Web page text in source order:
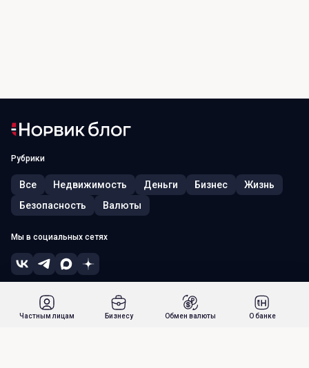
Рубрики
Все Недвижимость Деньги Бизнес
Жизнь
Безопасность
Валюты
Мы в социальных сетях
© 2026, ПАО «Норвик Банк». Лицензия ЦБ РФ № 902 от 09.08.2022 г.
Россия, г. Москва, 115054, ул. Зацепский Вал, д. 5
Частным лицам Бизнесу Обмен валюты О банке